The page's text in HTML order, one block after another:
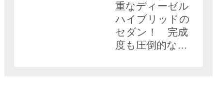
重なディーゼル
ハイブリッドの
セダン！ 完成
度も圧倒的な